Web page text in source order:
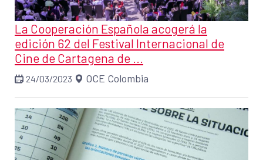
La Cooperación Española acogerá la
edición 62 del Festival Internacional de
Cine de Cartagena de ...
24/03/2023 OCE Colombia